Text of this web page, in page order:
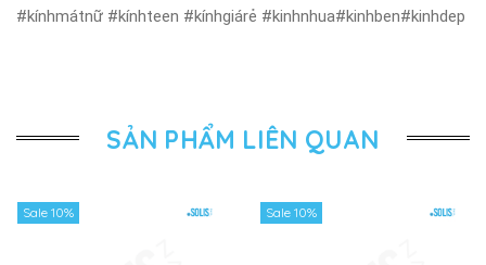
#kínhmátnữ #kínhteen #kínhgiárẻ #kinhnhua#kinhben#kinhdep
SẢN PHẨM LIÊN QUAN
Sale 10% Sale 10%